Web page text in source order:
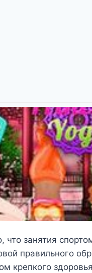
что занятия
правильного
крепкого